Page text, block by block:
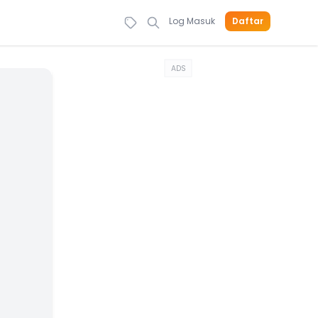
Log Masuk Daftar
ADS